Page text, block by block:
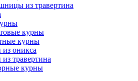
из травертина
курны
курны
оникса
травертина
курны